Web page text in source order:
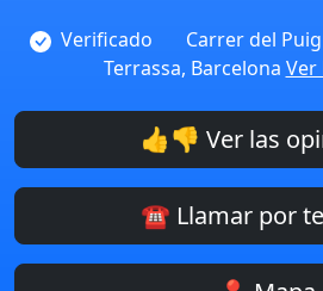
Verificado
Carrer del Puig
Terrassa, Barcelona Ver
👍👎 Ver las
☎️ Llamar por